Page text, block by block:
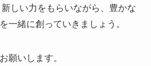
しい力をもらいながら、豊かな
一緒に創っていきましょう。
願いします。